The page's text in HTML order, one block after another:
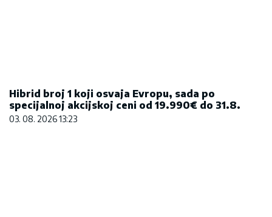
Hibrid broj 1 koji osvaja Evropu, sada po
specijalnoj akcijskoj ceni od 19.990€ do 31.8.
03. 08. 2026 13:23